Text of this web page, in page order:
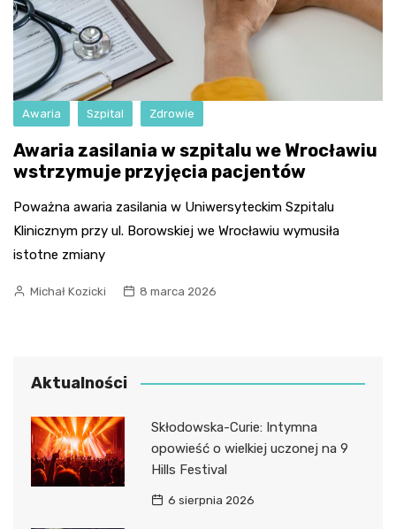
Awaria Szpital Zdrowie
Awaria zasilania w szpitalu we Wrocławiu
wstrzymuje przyjęcia pacjentów
Poważna awaria zasilania w Uniwersyteckim Szpitalu
Klinicznym przy ul. Borowskiej we Wrocławiu wymusiła
istotne zmiany
Michał Kozicki 8 marca 2026
Aktualności
Skłodowska-Curie: Intymna
opowieść o wielkiej uczonej na 9
Hills Festival
6 sierpnia 2026